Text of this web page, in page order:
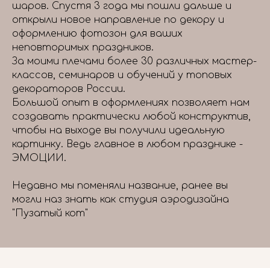
шаров. Спустя 3 года мы пошли дальше и
открыли новое направление по декору и
оформлению фотозон для ваших
неповторимых праздников.
За моими плечами более 30 различных мастер-
классов, семинаров и обучений у топовых
декораторов России.
Большой опыт в оформлениях позволяет нам
создавать практически любой конструктив,
чтобы на выходе вы получили идеальную
картинку. Ведь главное в любом празднике -
ЭМОЦИИ.
Недавно мы поменяли название, ранее вы
могли наз знать как студия аэродизайна
"Пузатый кот"